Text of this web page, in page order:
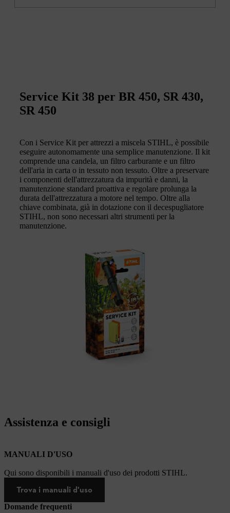
Service Kit 38 per BR 450, SR 430,
SR 450
Con i Service Kit per attrezzi a miscela STIHL, è possibile
eseguire autonomamente una semplice manutenzione. Il kit
comprende una candela, un filtro carburante e un filtro
dell'aria in carta o in tessuto non tessuto. Oltre a preservare
i componenti dell'attrezzatura da impurità e danni, la
manutenzione standard proattiva e regolare prolunga la
durata dell'attrezzatura a motore nel tempo. Oltre alla
chiave combinata, già in dotazione con il decespugliatore
STIHL, non sono necessari altri strumenti per la
manutenzione.
Assistenza e consigli
MANUALI D'USO
Qui sono disponibili i manuali d'uso dei prodotti STIHL.
Trova i manuali d'uso
Domande frequenti